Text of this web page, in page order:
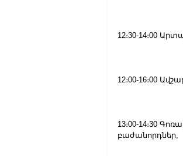
12։30-14։00
12։00-16։00
13։00-14։30
բաժանորդներ,